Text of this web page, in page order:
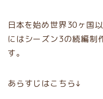
日本を始め世界30ヶ国
にはシーズン3の続編制
す。
あらすじはこちら↓